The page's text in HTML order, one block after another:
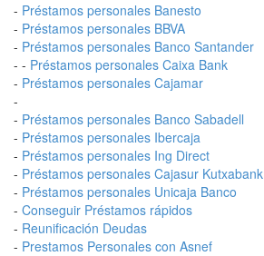
- Préstamos personales Banesto
- Préstamos personales BBVA
- Préstamos personales Banco Santander
- - Préstamos personales Caixa Bank
- Préstamos personales Cajamar
-
- Préstamos personales Banco Sabadell
- Préstamos personales Ibercaja
- Préstamos personales Ing Direct
- Préstamos personales Cajasur Kutxabank
- Préstamos personales Unicaja Banco
- Conseguir Préstamos rápidos
- Reunificación Deudas
- Prestamos Personales con Asnef